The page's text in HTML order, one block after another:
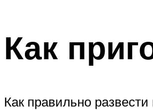
Как
Как правильно